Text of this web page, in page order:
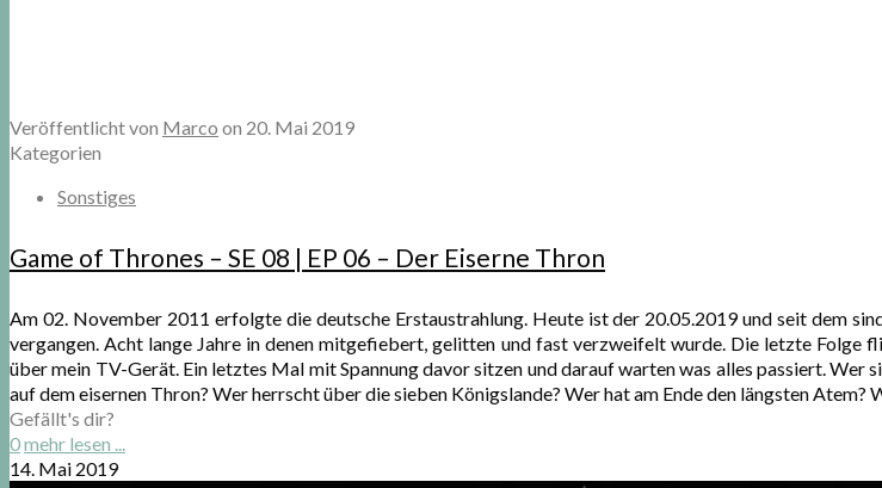
Veröffentlicht von Marco on 20. Mai 2019
Kategorien
Sonstiges
Game of Thrones – SE 08 | EP 06 – Der Eiserne Thron
Am 02. November 2011 erfolgte die deutsche Erstaustrahlung. Heute ist der 20.05.2019 und seit dem
vergangen. Acht lange Jahre in denen mitgefiebert, gelitten und fast verzweifelt wurde. Die letzte Folge
über mein TV-Gerät. Ein letztes Mal mit Spannung davor sitzen und darauf warten was alles passiert. Wer
auf dem eisernen Thron? Wer herrscht über die sieben Königslande? Wer hat am Ende den längsten Atem?
Gefällt's dir?
0mehr lesen ...
14. Mai 2019